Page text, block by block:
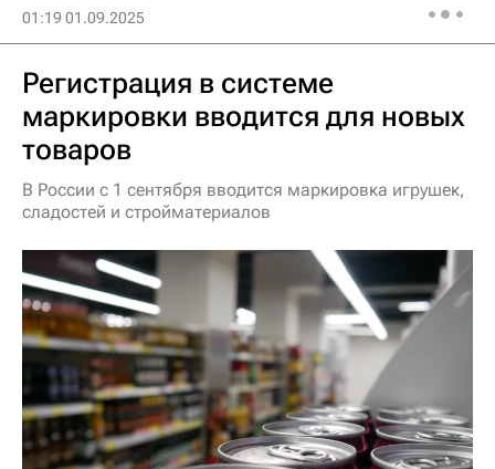
01:19 01.09.2025
Регистрация в системе
маркировки вводится для новых
товаров
В России с 1 сентября вводится маркировка игрушек,
сладостей и стройматериалов